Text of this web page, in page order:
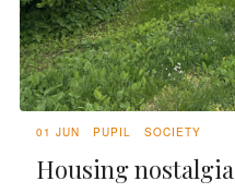
01 JUN PUPIL SOCIETY
Housing nostalgia